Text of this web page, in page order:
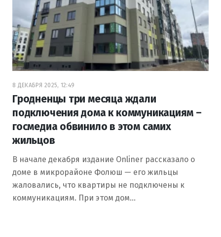
8 ДЕКАБРЯ 2025, 12:49
Гродненцы три месяца ждали
подключения дома к коммуникациям –
госмедиа обвинило в этом самих
жильцов
В начале декабря издание Onliner рассказало о
доме в микрорайоне Фолюш — его жильцы
жаловались, что квартиры не подключены к
коммуникациям. При этом дом…